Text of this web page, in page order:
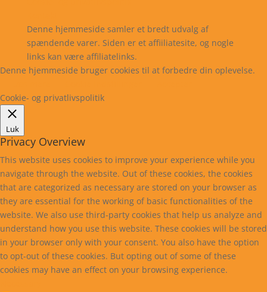
Denne hjemmeside samler et bredt udvalg af
spændende varer. Siden er et affiiliatesite, og nogle
links kan være affiliatelinks.
Denne hjemmeside bruger cookies til at forbedre din oplevelse.
Cookie- og privatlivspolitik
Luk
Privacy Overview
This website uses cookies to improve your experience while you
navigate through the website. Out of these cookies, the cookies
that are categorized as necessary are stored on your browser as
they are essential for the working of basic functionalities of the
website. We also use third-party cookies that help us analyze and
understand how you use this website. These cookies will be stored
in your browser only with your consent. You also have the option
to opt-out of these cookies. But opting out of some of these
cookies may have an effect on your browsing experience.